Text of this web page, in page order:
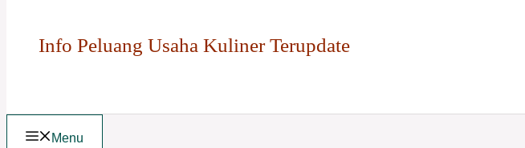
Info Peluang Usaha Kuliner Terupdate
Menu